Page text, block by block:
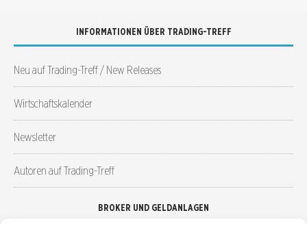
INFORMATIONEN ÜBER TRADING-TREFF
Neu auf Trading-Treff / New Releases
Wirtschaftskalender
Newsletter
Autoren auf Trading-Treff
BROKER UND GELDANLAGEN